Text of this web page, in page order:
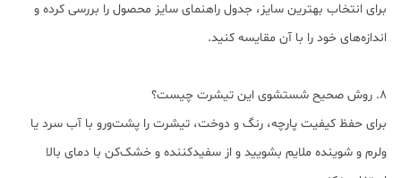
برای انتخاب بهترین سایز، جدول راهنمای سایز محصول را بررسی کرده و
اندازه‌های خود را با آن مقایسه کنید.
8. روش صحیح شستشوی این تیشرت چیست؟
برای حفظ کیفیت پارچه، رنگ و دوخت، تیشرت را پشت‌ورو با آب سرد یا
ولرم و شوینده ملایم بشویید و از سفیدکننده و خشک‌کن با دمای بالا